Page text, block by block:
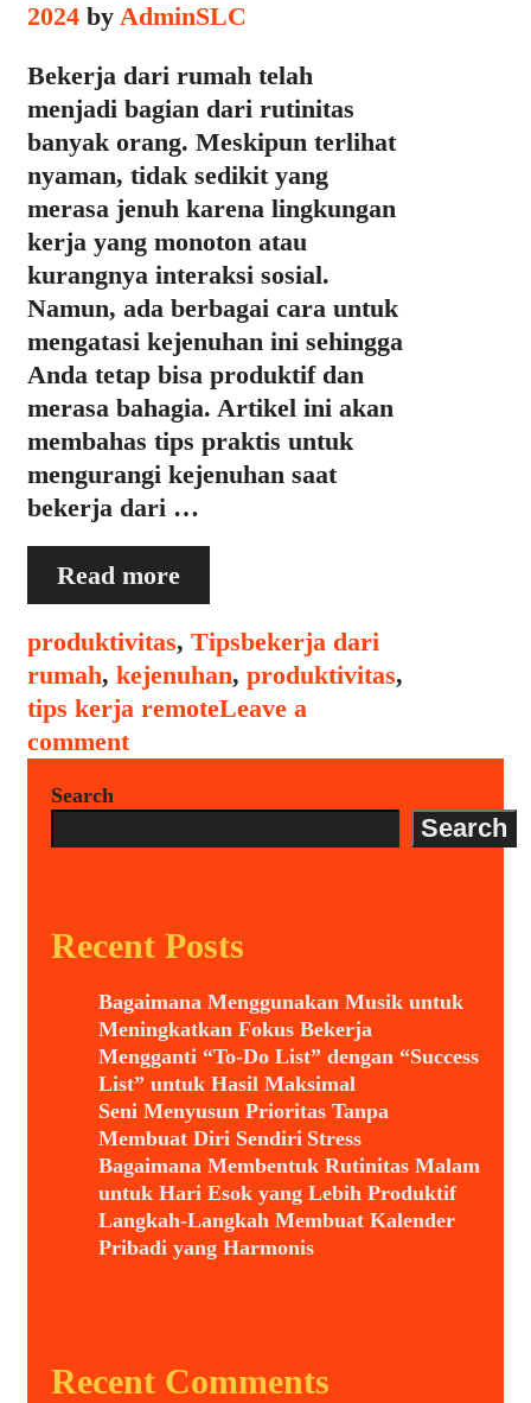
2024 by AdminSLC
Bekerja dari rumah telah
menjadi bagian dari rutinitas
banyak orang. Meskipun terlihat
nyaman, tidak sedikit yang
merasa jenuh karena lingkungan
kerja yang monoton atau
kurangnya interaksi sosial.
Namun, ada berbagai cara untuk
mengatasi kejenuhan ini sehingga
Anda tetap bisa produktif dan
merasa bahagia. Artikel ini akan
membahas tips praktis untuk
mengurangi kejenuhan saat
bekerja dari …
Read moreCara
Mengurangi
Kejenuhan
Saat
Bekerja
Categories
produktivitas, TipsTags
bekerja dari
rumah, kejenuhan, produktivitas,
tips kerja remoteLeave a
comment
Search
Search
Recent Posts
Bagaimana Menggunakan Musik untuk
Meningkatkan Fokus Bekerja
Mengganti “To-Do List” dengan “Success
List” untuk Hasil Maksimal
Seni Menyusun Prioritas Tanpa
Membuat Diri Sendiri Stress
Bagaimana Membentuk Rutinitas Malam
untuk Hari Esok yang Lebih Produktif
Langkah-Langkah Membuat Kalender
Pribadi yang Harmonis
Recent Comments